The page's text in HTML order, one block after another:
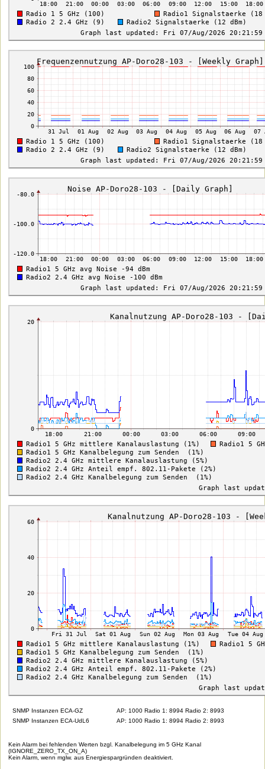
SNMP Instanzen ECA-GZ
AP: 1000 Radio 1: 8994 Radio 2: 8993
SNMP Instanzen ECA-UdL6
AP: 1000 Radio 1: 8994 Radio 2: 8993
Kein Alarm bei fehlenden Werten bzgl. Kanalbelegung im 5 GHz Kanal
(IGNORE_ZERO_TX_ON_A)
Kein Alarm, wenn mglw. aus Energiespargründen deaktiviert.